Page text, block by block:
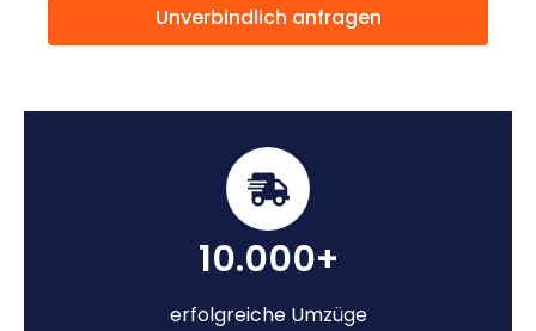
Unverbindlich anfragen
10.000+
erfolgreiche Umzüge